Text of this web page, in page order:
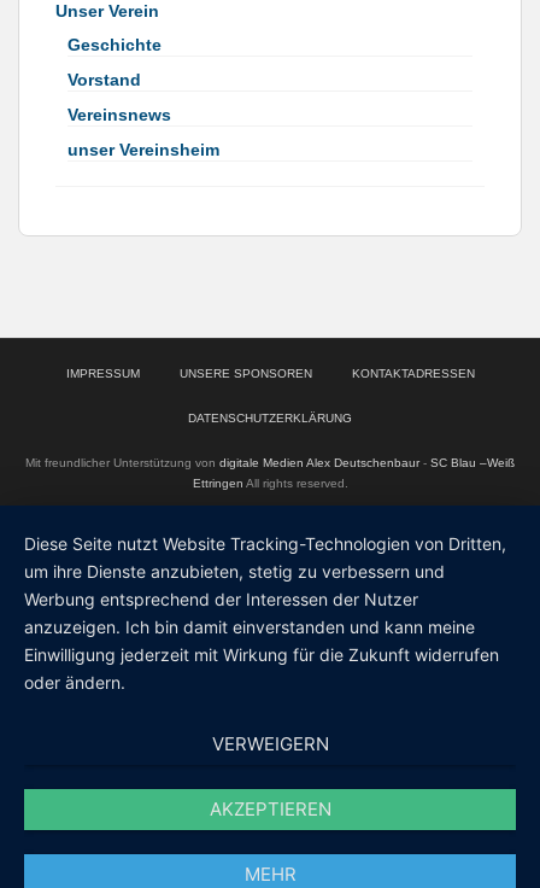
Unser Verein
Geschichte
Vorstand
Vereinsnews
unser Vereinsheim
IMPRESSUM UNSERE SPONSOREN KONTAKTADRESSEN
DATENSCHUTZERKLÄRUNG
Mit freundlicher Unterstützung von digitale Medien Alex Deutschenbaur- SC Blau –Weiß
Ettringen All rights reserved.
Diese Seite nutzt Website Tracking-Technologien von Dritten,
um ihre Dienste anzubieten, stetig zu verbessern und
Werbung entsprechend der Interessen der Nutzer
anzuzeigen. Ich bin damit einverstanden und kann meine
Einwilligung jederzeit mit Wirkung für die Zukunft widerrufen
oder ändern.
VERWEIGERN
AKZEPTIEREN
MEHR